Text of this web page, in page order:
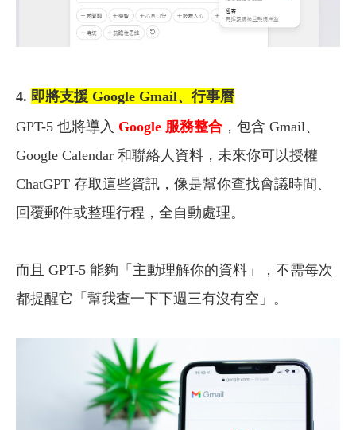
4. 即將支援 Google Gmail、行事曆
GPT-5 也將導入 Google 服務整合 ，包含 Gmail、
Google Calendar 和聯絡人資料，未來你可以授權
ChatGPT 存取這些資訊，像是幫你查找會議時間、
回覆郵件或整理行程，全自動處理。
而且 GPT-5 能夠「主動理解你的資料」，不需每次
都提醒它「幫我查一下下週三有沒有空」。